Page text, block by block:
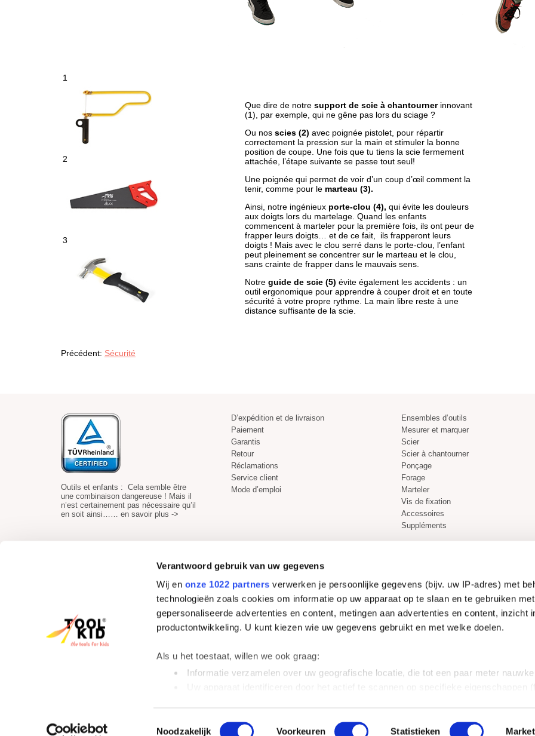
Verantwoord gebruik van uw gegevens
Wij en onze 1022 partners verwerken je persoonlijke gegevens (bijv. uw IP-adres) met
technologieën zoals cookies om informatie op uw apparaat op te slaan en te gebruiken
gepersonaliseerde advertenties en content, metingen aan advertenties en content, inzicht
productontwikkeling. U kunt kiezen wie uw gegevens gebruikt en met welke doelen.
Als u het toestaat, willen we ook graag:
Informatie verzamelen over uw geografische locatie, die tot een paar meter
Toestemmingsselectie
Noodzakelijk Voorkeuren Statistieken
1
2
3
Que dire de notre support de scie à chantournerinnovant
(1), par exemple, qui ne gêne pas lors du sciage ?
Ou nos scies (2) avec poignée pistolet, pour répartir
correctement la pression sur la main et stimuler la bonne
position de coupe. Une fois que tu tiens la scie fermement
attachée, l’étape suivante se passe tout seul!
Une poignée qui permet de voir d’un coup d’œil comment la
tenir, comme pour le marteau (3).
Ainsi, notre ingénieux porte-clou (4), qui évite les douleurs
aux doigts lors du martelage. Quand les enfants
commencent à marteler pour la première fois, ils ont peur de
frapper leurs doigts… et de ce fait, ils frapperont leurs
doigts ! Mais avec le clou serré dans le porte-clou, l’enfant
peut pleinement se concentrer sur le marteau et le clou,
sans crainte de frapper dans le mauvais sens.
Notre guide de scie (5) évite également les accidents : un
outil ergonomique pour apprendre à couper droit et en toute
sécurité à votre propre rythme. La main libre reste à une
distance suffisante de la scie.
Précédent: Sécurité
Outils et enfants : Cela semble être
une combinaison dangereuse ! Mais il
n’est certainement pas nécessaire qu’il
en soit ainsi…… en savoir plus ->
D’expédition et de livraison
Paiement
Garantis
Retour
Réclamations
Service client
Mode d’emploi
Ensembles d’outils
Mesurer et marquer
Scier
Scier à chantourner
Ponçage
Forage
Marteler
Vis de fixation
Accessoires
Suppléments
Paiement sécurisé Acheter en toute sécurité
ToolKid ® est la marque déposée de ToolKid Holding BV. Tous les outils sont préservés par des brevets et par la